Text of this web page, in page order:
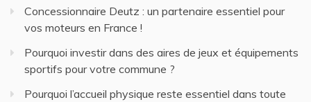
Concessionnaire Deutz : un partenaire essentiel pour
vos moteurs en France !
Pourquoi investir dans des aires de jeux et équipements
sportifs pour votre commune ?
Pourquoi l’accueil physique reste essentiel dans toute